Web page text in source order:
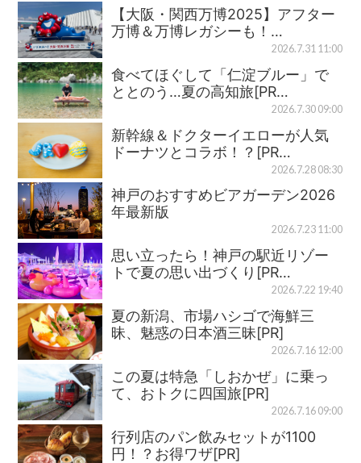
【大阪・関西万博2025】アフター
万博＆万博レガシーも！…
2026.7.31 11:00
食べてほぐして「仁淀ブルー」で
ととのう…夏の高知旅[PR…
2026.7.30 09:00
新幹線＆ドクターイエローが人気
ドーナツとコラボ！？[PR…
2026.7.28 08:30
神戸のおすすめビアガーデン2026
年最新版
2026.7.23 11:00
思い立ったら！神戸の駅近リゾー
トで夏の思い出づくり[PR…
2026.7.22 19:40
夏の新潟、市場ハシゴで海鮮三
昧、魅惑の日本酒三昧[PR]
2026.7.16 12:00
この夏は特急「しおかぜ」に乗っ
て、おトクに四国旅[PR]
2026.7.16 09:00
行列店のパン飲みセットが1100
円！？お得ワザ[PR]